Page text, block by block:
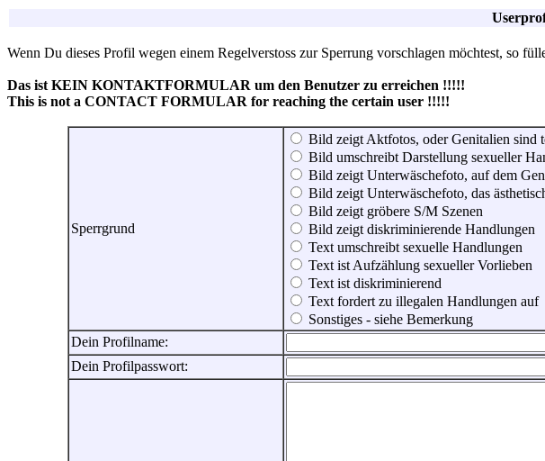
Wenn Du dieses Profil wegen einem Regelverstoss zur Sperrung vorschlagen möchtest, so
Das ist KEIN KONTAKTFORMULAR um den Benutzer zu erreichen !!!!!
This is not a CONTACT FORMULAR for reaching the certain user !!!!!
Sperrgrund
Bild zeigt Aktfotos, oder Genitalien sind
Bild umschreibt Darstellung sexueller
Bild zeigt Unterwäschefoto, auf dem
Bild zeigt Unterwäschefoto, das
Bild zeigt gröbere S/M Szenen
Bild zeigt diskriminierende Handlungen
Text umschreibt sexuelle Handlungen
Text ist Aufzählung sexueller Vorlieben
Text ist diskriminierend
Text fordert zu illegalen Handlungen auf
Sonstiges - siehe Bemerkung
Dein Profilname:
Dein Profilpasswort: